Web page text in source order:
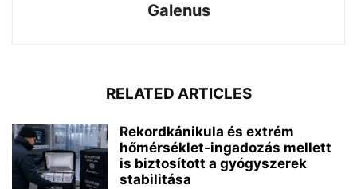
Galenus
RELATED ARTICLES
Rekordkánikula és extrém
hőmérséklet-ingadozás mellett
is biztosított a gyógyszerek
stabilitása